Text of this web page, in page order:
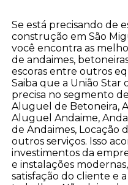
Se está precisando de
construção em São
você encontra as
de andaimes,
escoras entre outros
Saiba que a União Star
precisa no segmento
Aluguel de Betoneira,
Aluguel Andaime,
de Andaimes, Locação
outros serviços. Isso
investimentos da
e instalações
satisfação do cliente e